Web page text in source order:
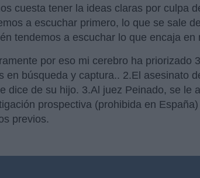
cuesta tener la ideas claras por culpa
a escuchar primero, lo que se sale
tendemos a escuchar lo que encaja en
por eso mi cerebro ha priorizado
en búsqueda y captura.. 2.El asesinato
dice de su hijo. 3.Al juez Peinado, se le
prospectiva (prohibida en
previos.